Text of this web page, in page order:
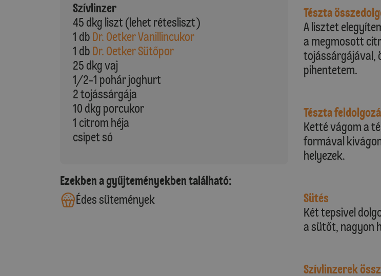
Szívlinzer
45 dkg liszt (lehet rétesliszt)
1 db Dr. Oetker Vanillincukor
1 db Dr. Oetker Sütőpor
25 dkg vaj
1/2-1 pohár joghurt
2 tojássárgája
10 dkg porcukor
1 citrom héja
csipet só
Ezekben a gyűjteményekben található:
Édes sütemények
Tészta
A lisztet
a megmosott
tojássárgájával,
pihentetem.
Tészta
Ketté vágom a
formával
helyezek.
Sütés
Két tepsivel
a sütőt, nagyon
Szívlinzerek